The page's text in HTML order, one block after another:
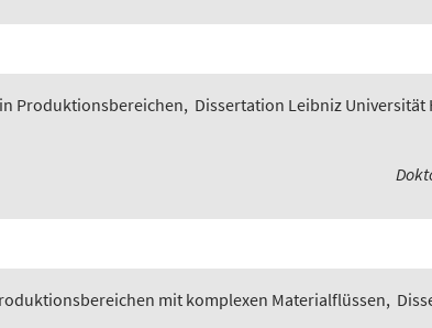
Produktionsbereichen, Dissertation Leibniz Universität
mit komplexen Materialflüssen,